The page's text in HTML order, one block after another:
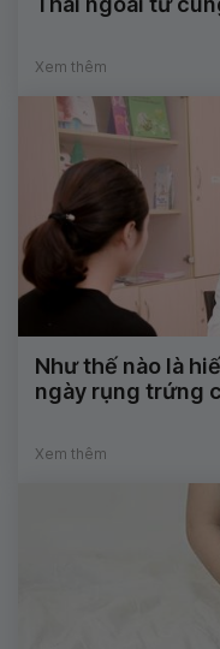
Xem thêm
Như thế nào là
ngày rụng trứng
Xem thêm